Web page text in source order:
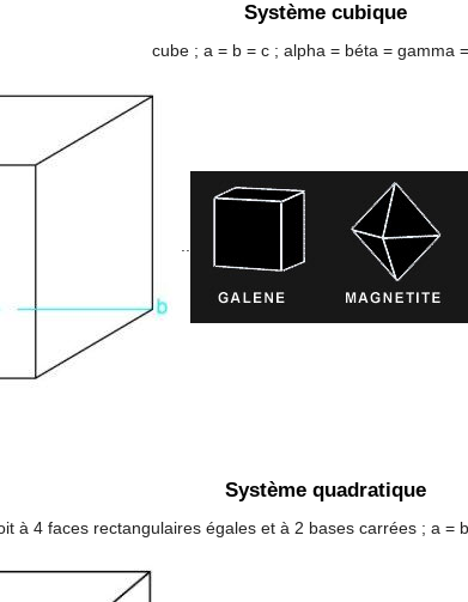
Système cubique
cube ; a = b = c ; alpha = béta = gamma
..
Système quadratique
à 4 faces rectangulaires égales et à 2 bases carrées ; a =